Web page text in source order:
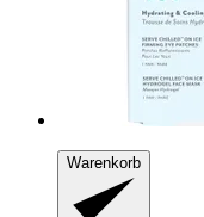
Warenkorb